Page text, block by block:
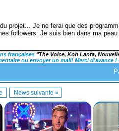
projet... Je ne ferai que des
followers. Je suis bien dans ma peau
françaises "The Voice, Koh Lanta,
ou envoyer un mail! Merci d'avance
News suivante »